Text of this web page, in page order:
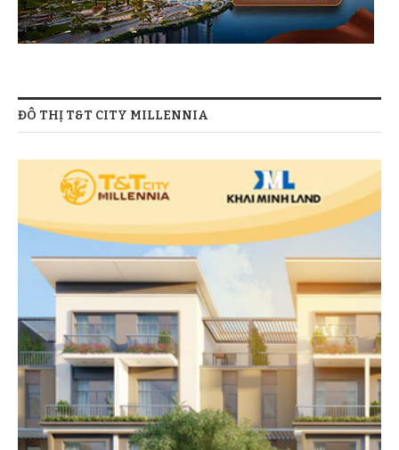
ĐÔ THỊ T&T CITY MILLENNIA